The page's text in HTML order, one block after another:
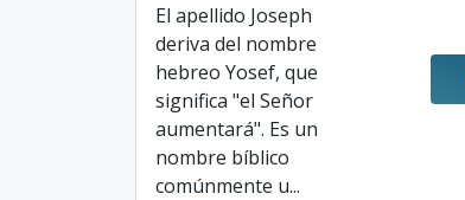
El apellido Joseph
deriva del nombre
hebreo Yosef, que
significa "el Señor
aumentará". Es un
nombre bíblico
comúnmente u...